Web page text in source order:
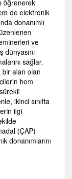
öğrenerek
de elektronik
donanımlı
ve
sağlar.
bir alan olan
hem
ikinci sınıfta
ilgi
(ÇAP)
donanımlarını